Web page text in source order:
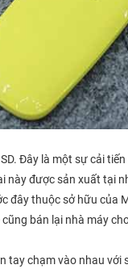
Đây là một sự cải
này được sản xuất tại
đây thuộc sở hữu của
bán lại nhà máy
tay chạm vào nhau với